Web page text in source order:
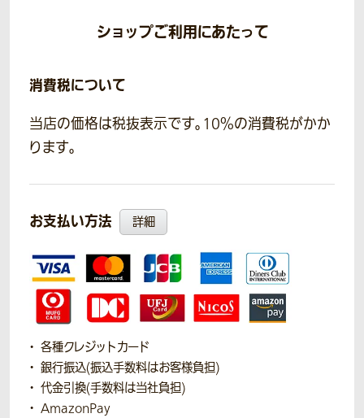
ショップご利用にあたって
消費税について
当店の価格は税抜表示です。10％の消費税がかか
ります。
お支払い方法 詳細
各種クレジットカード
銀行振込(振込手数料はお客様負担)
代金引換(手数料は当社負担)
AmazonPay